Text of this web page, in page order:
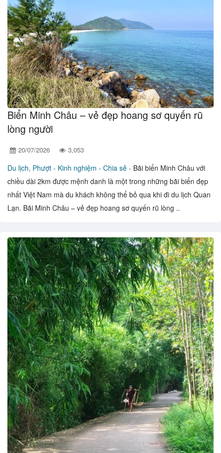
Biển Minh Châu – vẻ đẹp hoang sơ quyến rũ
lòng người
20/07/2026 3,053
Du lịch, Phượt - Kinh nghiệm - Chia sẻ - Bãi biển Minh Châu với
chiều dài 2km được mệnh danh là một trong những bãi biển đẹp
nhất Việt Nam mà du khách không thể bỏ qua khi đi du lịch Quan
Lạn. Bãi Minh Châu – vẻ đẹp hoang sơ quyến rũ lòng ..